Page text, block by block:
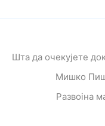
Шта да очекујете
Мишко
Развојна